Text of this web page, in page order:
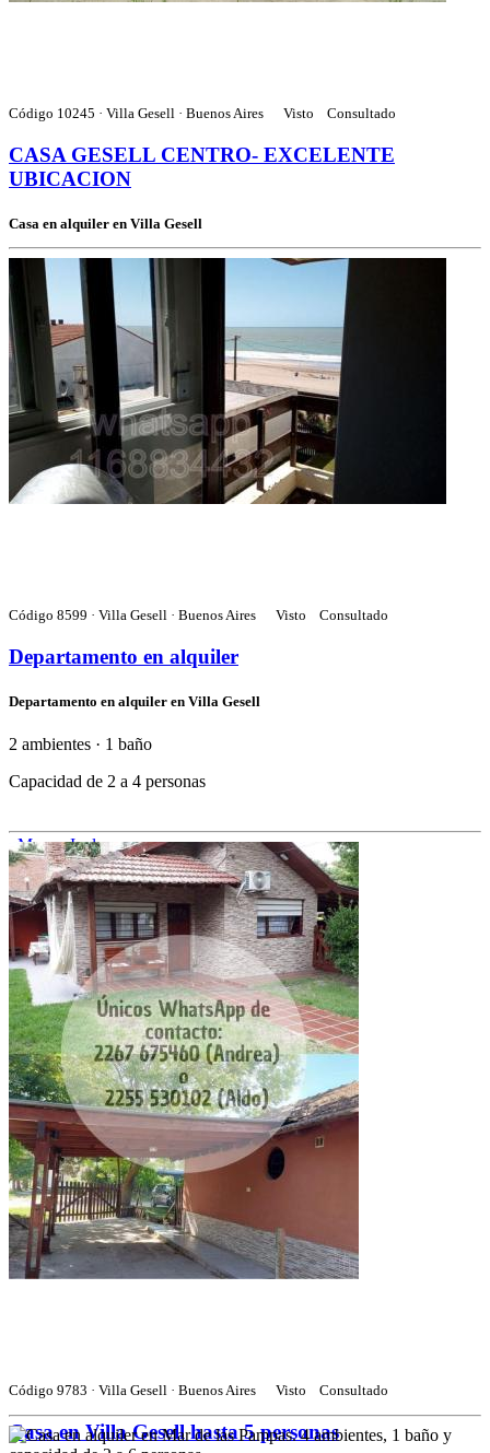
Código 10245 · Villa Gesell · Buenos Aires Visto Consultado
CASA GESELL CENTRO- EXCELENTE
UBICACION
Casa en alquiler en Villa Gesell
4 ambientes · 1 baño
Capacidad de 2 a 6 personas
$ 110.000 por día
Mapa
Incluye
Detalle
Código 8599 · Villa Gesell · Buenos Aires Visto Consultado
Departamento en alquiler
Departamento en alquiler en Villa Gesell
2 ambientes · 1 baño
Capacidad de 2 a 4 personas
Mapa
Incluye
Detalle
Código 9783 · Villa Gesell · Buenos Aires Visto Consultado
Casa en Villa Gesell hasta 5 personas